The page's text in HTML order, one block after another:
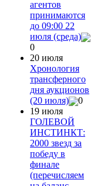
агентов
принимаются
до 09:00 22
июля (среда)
0
20 июля
Хронология
трансферного
дня аукционов
(20 июля)
0
19 июля
ГОЛЕВОЙ
ИНСТИНКТ:
2000 звезд за
победу в
финале
(перечисляем